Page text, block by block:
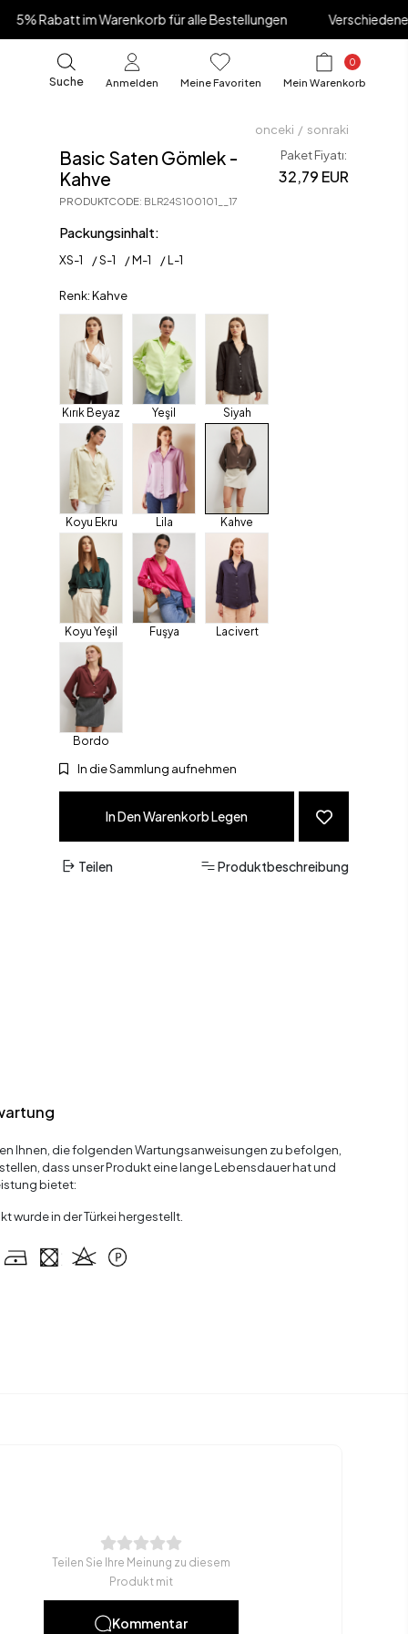
Warenkorb für alle Bestellungen Verschiedene
Suche Anmelden Meine Favoriten
0
Mein Warenkorb
onceki / sonraki
Basic Saten Gömlek -
Kahve
PRODUKTCODE: BLR24S100101__17
Paket Fiyatı:
32,79 EUR
Packungsinhalt:
XS-1 S-1 M-1 L -1
Renk: Kahve
Kırık Beyaz Yeşil Siyah
Koyu Ekru Lila Kahve
Koyu Yeşil Fuşya Lacivert
Bordo
In die Sammlung aufnehmen
In Den Warenkorb Legen
Teilen Produktbeschreibung
+90 850 532 47 21 Hilfezentrum
Ihnen, die folgenden Wartungsanweisungen zu befolgen,
dass unser Produkt eine lange Lebensdauer hat und
bietet:
wurde in der Türkei hergestellt.
Teilen Sie Ihre Meinung zu diesem
Produkt mit
Kommentar